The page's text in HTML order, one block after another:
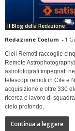
Il Blog della Redazione
Redazione Coelum - 1
Cieli Remoti raccoglie
Remote
astrofotografi impegnati
telescopi remoti in Cile e
acquisizione e oltre 330
ricerca e lavoro di
cielo profondo.
Continua a leggere